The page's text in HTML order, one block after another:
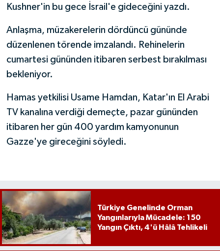
Kushner'in bu gece İsrail'e gideceğini yazdı.
Anlaşma, müzakerelerin dördüncü gününde
düzenlenen törende imzalandı. Rehinelerin
cumartesi gününden itibaren serbest bırakılması
bekleniyor.
Hamas yetkilisi Usame Hamdan, Katar'ın El Arabi
TV kanalına verdiği demeçte, pazar gününden
itibaren her gün 400 yardım kamyonunun
Gazze'ye gireceğini söyledi.
Türkiye Genelinde Orman
Yangınlarıyla Mücadele: 150
Yangın Çıktı, 4'ü Hâlâ Tehlikeli